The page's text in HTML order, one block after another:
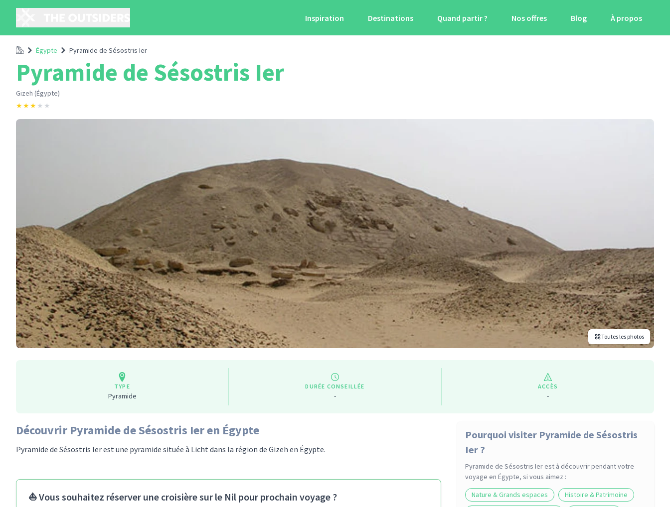
Inspiration Destinations Quand partir ? Nos offres Blog À propos
AccueilÉgypte Pyramide de Sésostris Ier
Pyramide de Sésostris Ier
Gizeh (Égypte)
★★★ ★ ★
Toutes les photos
TYPE
Pyramide
DURÉE CONSEILLÉE
-
ACCÈS
-
Découvrir Pyramide de Sésostris Ier en Égypte
Pyramide de Sésostris Ier est une pyramide située à Licht dans la région de Gizeh en Égypte.
⛵ Vous souhaitez réserver une croisière sur le Nil pour prochain voyage ?
Pourquoi visiter Pyramide de Sésostris
Ier ?
Pyramide de Sésostris Ier est à découvrir pendant votre
voyage en Égypte, si vous aimez :
Nature & Grands espaces
Histoire & Patrimoine